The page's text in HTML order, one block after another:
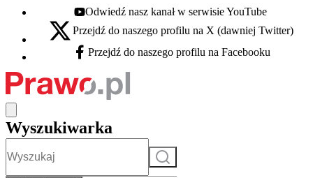
Youtube - otwiera się w nowej karcie
Odwiedź nasz kanał w serwisie YouTube
X - otwiera się w nowej karcie
Przejdź do naszego profilu na X (dawniej Twitter)
Facebook - otwiera się w nowej karcie
Przejdź do naszego profilu na Facebooku
Wyszukiwarka
Szukaj